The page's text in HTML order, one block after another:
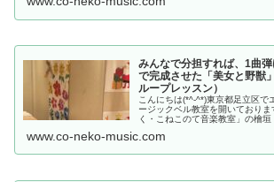
と、止まってもう一...
みんなで分担すれば、1曲
で完成させた「美女と野獣
ループレッスン）
こんにちは(*^-^*)東京都足立区で
ージックベル教室を開いており
く・こねこのて音楽教室」の檜垣
業所さん。1年...
www.co-neko-music.com